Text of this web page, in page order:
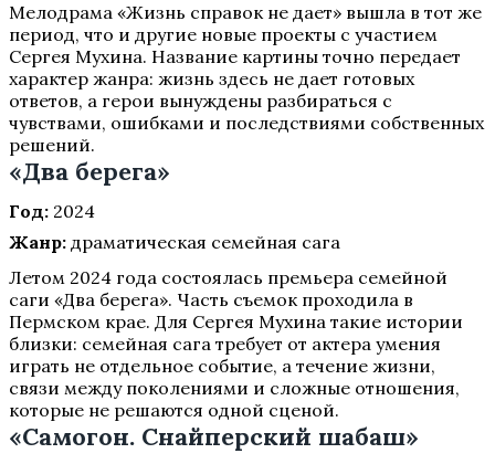
Мелодрама «Жизнь справок не дает» вышла в тот же
период, что и другие новые проекты с участием
Сергея Мухина. Название картины точно передает
характер жанра: жизнь здесь не дает готовых
ответов, а герои вынуждены разбираться с
чувствами, ошибками и последствиями собственных
решений.
«Два берега»
Год: 2024
Жанр: драматическая семейная сага
Летом 2024 года состоялась премьера семейной
саги «Два берега». Часть съемок проходила в
Пермском крае. Для Сергея Мухина такие истории
близки: семейная сага требует от актера умения
играть не отдельное событие, а течение жизни,
связи между поколениями и сложные отношения,
которые не решаются одной сценой.
«Самогон. Снайперский шабаш»